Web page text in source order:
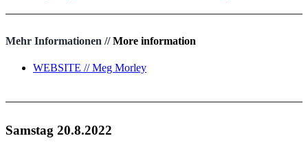
Mehr Informationen //More information
WEBSITE // Meg Morley
Samstag 20.8.2022